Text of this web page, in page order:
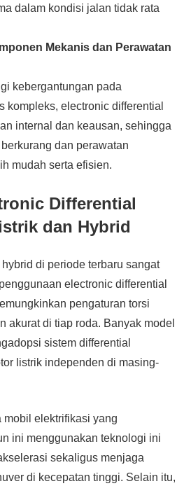
dalam kondisi jalan tidak rata
Mekanis dan Perawatan
kebergantungan pada
kompleks, electronic differential
internal dan keausan, sehingga
dan perawatan
mudah serta efisien.
Differential
dan Hybrid
di periode terbaru sangat
electronic differential
pengaturan torsi
akurat di tiap roda. Banyak model
sistem differential
listrik independen di masing-
elektrifikasi yang
ini menggunakan teknologi ini
sekaligus menjaga
di kecepatan tinggi. Selain itu,